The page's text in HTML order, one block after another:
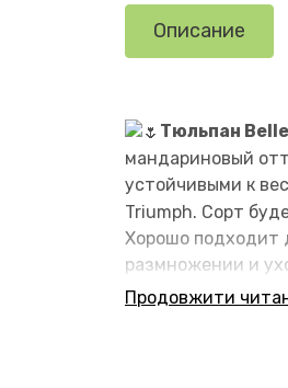
Описание
Тюльпан
мандариновый
устойчивыми к
Triumph. Сорт
Хорошо подходит
размножении и
Продовжити